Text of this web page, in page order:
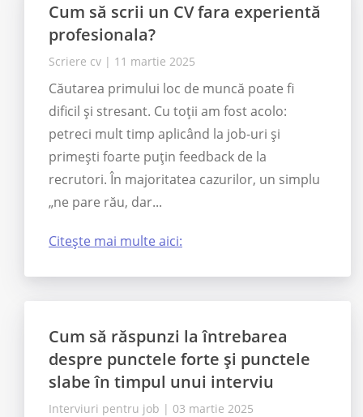
Cum să scrii un CV fara experientă
profesionala?
Scriere cv | 11 martie 2025
Căutarea primului loc de muncă poate fi
dificil și stresant. Cu toții am fost acolo:
petreci mult timp aplicând la job-uri și
primești foarte puțin feedback de la
recrutori. În majoritatea cazurilor, un simplu
„ne pare rău, dar...
Citește mai multe aici:
Cum să răspunzi la întrebarea
despre punctele forte și punctele
slabe în timpul unui interviu
Interviuri pentru job | 03 martie 2025